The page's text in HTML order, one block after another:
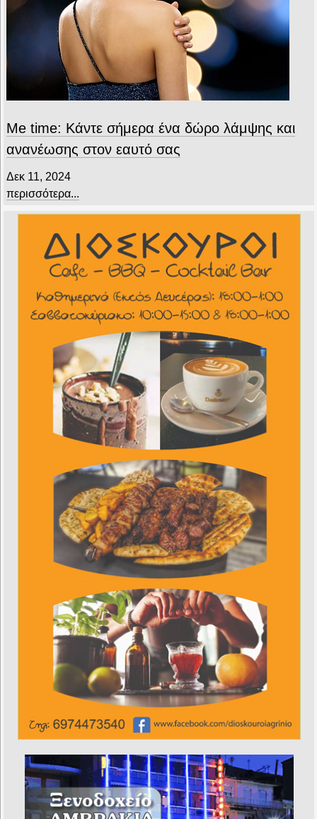
Me time: Κάντε σήμερα ένα δώρο λάμψης και
ανανέωσης στον εαυτό σας
Δεκ 11, 2024
περισσότερα...